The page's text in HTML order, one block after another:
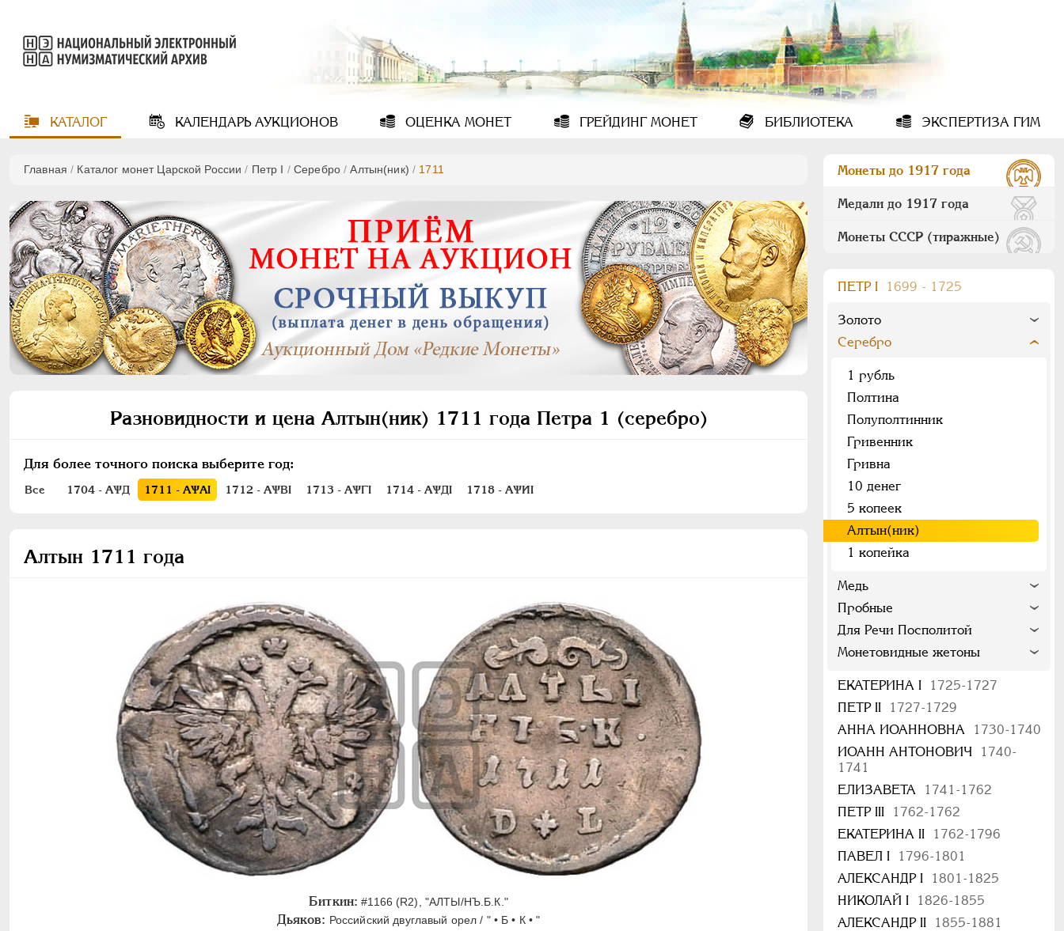
КАТАЛОГ КАЛЕНДАРЬАУКЦИОНОВ ОЦЕНКА МОНЕТ ГРЕЙДИНГМОНЕТ БИБЛИОТЕКА ЭКСПЕРТИЗА ГИМ
Главная / Каталог монет Царской России / Пeтр I /Серебро /Алтын(ник) / 1711
Разновидности и цена Алтын(ник) 1711 года Петра 1 (серебро)
Для более точного поиска выберите год:
Все 1704 - АѰД 1711 - АѰАI 1712 - АѰВI 1713 - АѰГI 1714 - АѰДI 1718 - АѰИI
Алтын 1711 года
Биткин: #1166 (R2), "АЛТЫ/НЪ.Б.К."
Дьяков: Российский двуглавый орел / " • Б • К • "
Монеты до 1917 года
Медали до 1917 года
Монеты СССР (тиражные)
ПEТР I 1699 - 1725
Золото
Серебро
1 рубль
Полтина
Полуполтинник
Гривенник
Гривна
10 денег
5 копеек
Алтын(ник)
1 копейка
Медь
Пробные
Для Речи Посполитой
Монетовидные жетоны
ЕКАТЕРИНА I
1725-1727
ПЕТР II
1727-1729
АННА ИОАННОВНА
1730-1740
ИОАНН АНТОНОВИЧ
1740-
1741
ЕЛИЗАВЕТА
1741-1762
ПЕТР III
1762-1762
ЕКАТЕРИНА II
1762-1796
ПАВЕЛ I
1796-1801
АЛЕКСАНДР I
1801-1825
НИКОЛАЙ I
1826-1855
АЛЕКСАНДР II
1855-1881